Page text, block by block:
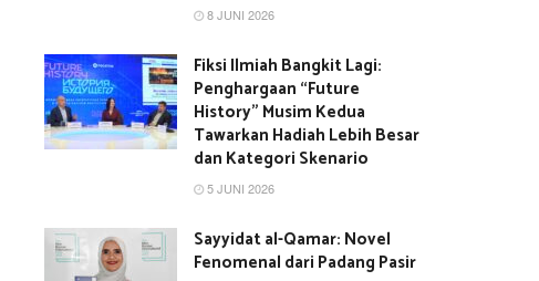
8 JUNI 2026
Fiksi Ilmiah Bangkit Lagi:
Penghargaan “Future
History” Musim Kedua
Tawarkan Hadiah Lebih Besar
dan Kategori Skenario
5 JUNI 2026
Sayyidat al-Qamar: Novel
Fenomenal dari Padang Pasir